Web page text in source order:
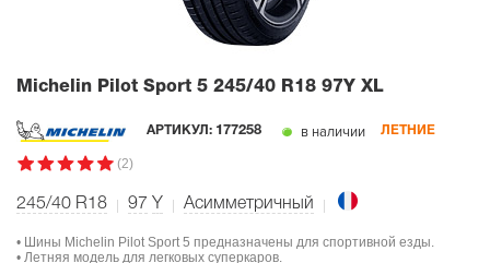
Michelin Pilot Sport 5 245/40 R18 97Y XL
АРТИКУЛ: 177258 в наличии ЛЕТНИЕ
(2)
245/40 R18 97 Y Асимметричный
• Шины Michelin Pilot Sport 5 предназначены для спортивной езды.
• Летняя модель для легковых суперкаров.